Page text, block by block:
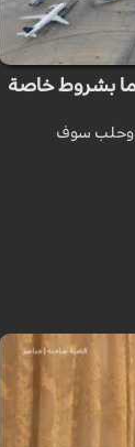
بشروط خاصة
وحلب سوف